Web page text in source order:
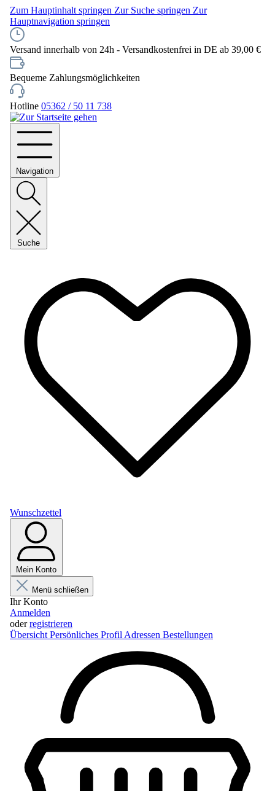
Zum Hauptinhalt springen Zur Suche springen Zur
Hauptnavigation springen
Versand innerhalb von 24h - Versandkostenfrei in DE ab 39,00 €
Bequeme Zahlungsmöglichkeiten
Hotline 05362 / 50 11 738
Navigation
Suche
Wunschzettel
Mein Konto
Menü schließen
Ihr Konto
Anmelden
oderregistrieren
Übersicht Persönliches Profil Adressen Bestellungen